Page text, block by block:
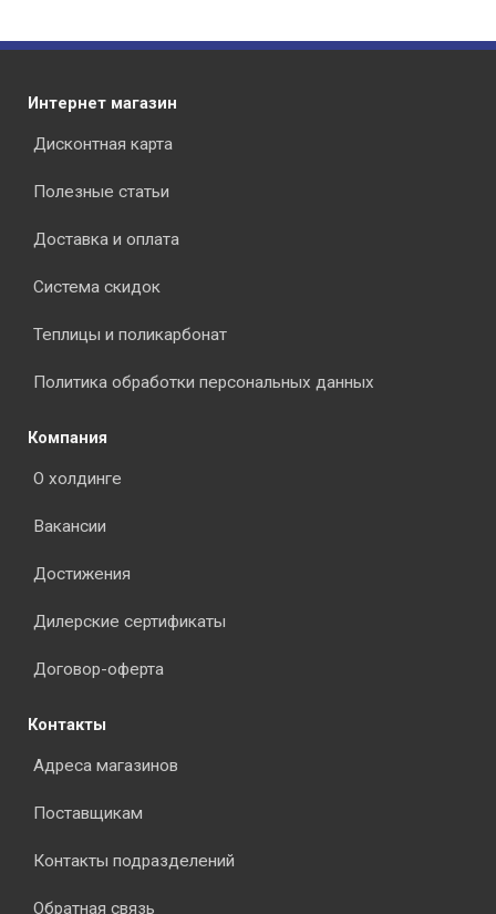
Интернет магазин
Дисконтная карта
Полезные статьи
Доставка и оплата
Система скидок
Теплицы и поликарбонат
Политика обработки персональных данных
Компания
О холдинге
Вакансии
Достижения
Дилерские сертификаты
Договор-оферта
Контакты
Адреса магазинов
Поставщикам
Контакты подразделений
Обратная связь